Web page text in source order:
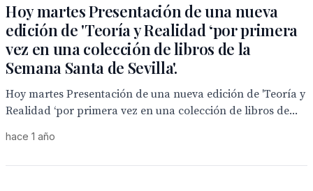
Hoy martes Presentación de una nueva
edición de 'Teoría y Realidad ‘por primera
vez en una colección de libros de la
Semana Santa de Sevilla'.
Hoy martes Presentación de una nueva edición de 'Teoría y
Realidad ‘por primera vez en una colección de libros de...
hace 1 año